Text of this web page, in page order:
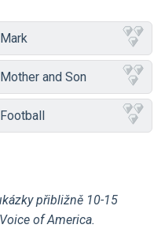
Mark
Mother and Son
Football
přibližně 10-15
of America.